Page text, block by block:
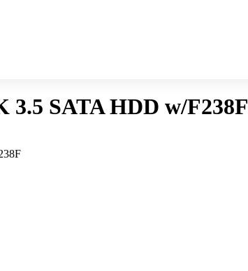
3.5 SATA HDD w/F238F